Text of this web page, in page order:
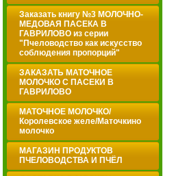
Заказать книгу №3 МОЛОЧНО-
МЕДОВАЯ ПАСЕКА В
ГАВРИЛОВО из серии
"Пчеловодство как искусство
соблюдения пропорций"
ЗАКАЗАТЬ МАТОЧНОЕ
МОЛОЧКО С ПАСЕКИ В
ГАВРИЛОВО
МАТОЧНОЕ МОЛОЧКО/
Королевское желе/Маточкино
молочко
МАГАЗИН ПРОДУКТОВ
ПЧЕЛОВОДСТВА И ПЧЁЛ